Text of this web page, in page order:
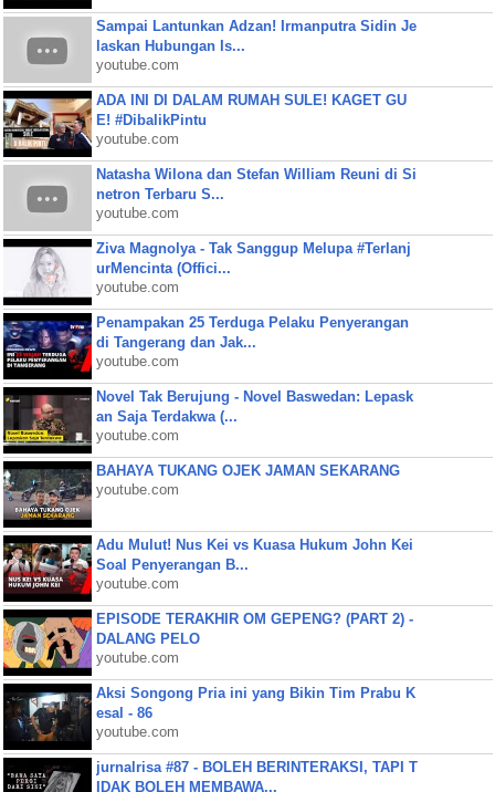
Sampai Lantunkan Adzan! Irmanputra Sidin Je
laskan Hubungan Is...
youtube.com
ADA INI DI DALAM RUMAH SULE! KAGET GU
E! #DibalikPintu
youtube.com
Natasha Wilona dan Stefan William Reuni di Si
netron Terbaru S...
youtube.com
Ziva Magnolya - Tak Sanggup Melupa #Terlanj
urMencinta (Offici...
youtube.com
Penampakan 25 Terduga Pelaku Penyerangan
di Tangerang dan Jak...
youtube.com
Novel Tak Berujung - Novel Baswedan: Lepask
an Saja Terdakwa (...
youtube.com
BAHAYA TUKANG OJEK JAMAN SEKARANG
youtube.com
Adu Mulut! Nus Kei vs Kuasa Hukum John Kei
Soal Penyerangan B...
youtube.com
EPISODE TERAKHIR OM GEPENG? (PART 2) -
DALANG PELO
youtube.com
Aksi Songong Pria ini yang Bikin Tim Prabu K
esal - 86
youtube.com
jurnalrisa #87 - BOLEH BERINTERAKSI, TAPI T
IDAK BOLEH MEMBAWA...